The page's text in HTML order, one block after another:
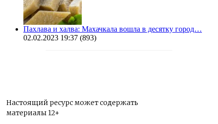
Пахлава и халва: Махачкала вошла в десятку город…
02.02.2023 19:37 (893)
Настоящий ресурс может содержать
материалы 12+